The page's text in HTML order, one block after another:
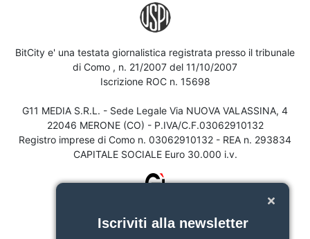
BitCity e' una testata giornalistica registrata presso il tribunale
di Como , n. 21/2007 del 11/10/2007
Iscrizione ROC n. 15698
G11 MEDIA S.R.L. - Sede Legale Via NUOVA VALASSINA, 4
22046 MERONE (CO) - P.IVA/C.F.03062910132
Registro imprese di Como n. 03062910132 - REA n. 293834
CAPITALE SOCIALE Euro 30.000 i.v.
Iscriviti alla newsletter